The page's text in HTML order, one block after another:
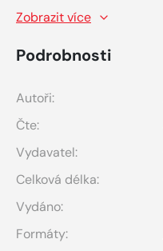
Zobrazit více
Podrobnosti
Autoři:
Čte:
Vydavatel:
Celková délka:
Vydáno:
Formáty: